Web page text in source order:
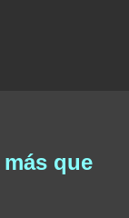
que